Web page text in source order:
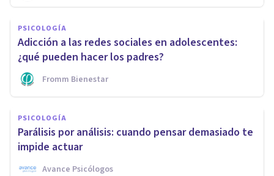
PSICOLOGÍA
Adicción a las redes sociales en adolescentes:
¿qué pueden hacer los padres?
Fromm Bienestar
PSICOLOGÍA
Parálisis por análisis: cuando pensar demasiado te
impide actuar
Avance Psicólogos